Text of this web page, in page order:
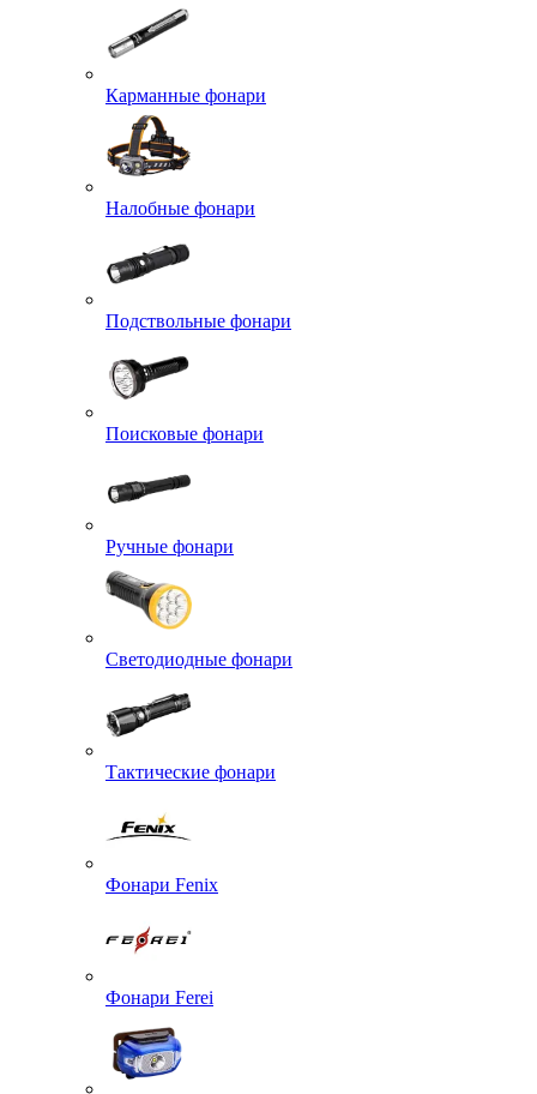
Карманные фонари
Налобные фонари
Подствольные фонари
Поисковые фонари
Ручные фонари
Светодиодные фонари
Тактические фонари
Фонари Fenix
Фонари Ferei